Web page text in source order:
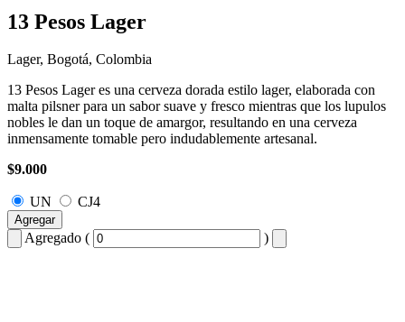
13 Pesos Lager
Lager, Bogotá, Colombia
13 Pesos Lager es una cerveza dorada estilo lager, elaborada con
malta pilsner para un sabor suave y fresco mientras que los lupulos
nobles le dan un toque de amargor, resultando en una cerveza
inmensamente tomable pero indudablemente artesanal.
$9.000
UN CJ4
Agregar
Agregado ( )